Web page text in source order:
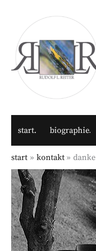
springen
start biographie
start kontakt danke